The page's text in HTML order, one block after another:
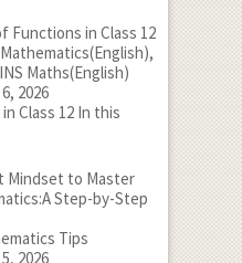
Functions in Class 12
Maths(English)
2026
Class 12 In this
Mindset to Master
Step-by-Step
Tips
2026